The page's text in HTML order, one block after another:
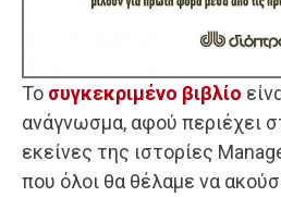
Το συγκεκριμένο βιβλίο
ανάγνωσμα, αφού περιέχει
εκείνες της ιστορίες
που όλοι θα θέλαμε να